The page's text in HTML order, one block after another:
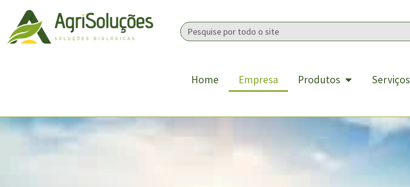
Home Empresa Produtos Serviços